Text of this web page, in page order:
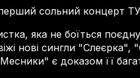
сольний концерт
яка не боїться
нові сингли
є доказом її